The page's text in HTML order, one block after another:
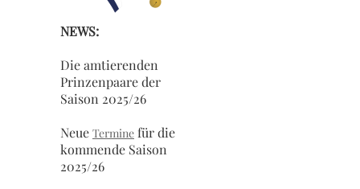
NEWS:
Die amtierenden
Prinzenpaare der
Saison 2025/26
Neue Termine für die
kommende Saison
2025/26